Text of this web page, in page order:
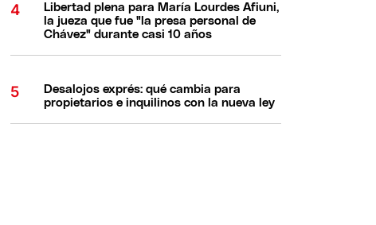
Libertad plena para María Lourdes Afiuni,
la jueza que fue "la presa personal de
Chávez" durante casi 10 años
Desalojos exprés: qué cambia para
propietarios e inquilinos con la nueva ley